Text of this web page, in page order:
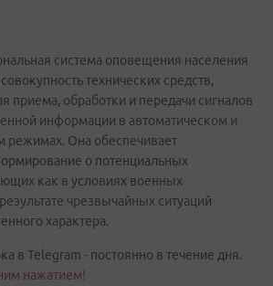
система оповещения населения
технических средств,
приема, обработки и передачи сигналов
информации в автоматическом и
режимах. Она обеспечивает
о потенциальных
как в условиях военных
чрезвычайных ситуаций
характера.
в Telegram - постоянно в течение дня.
нажатием!